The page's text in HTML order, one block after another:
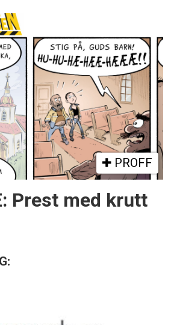
PROFF
Prest med krutt